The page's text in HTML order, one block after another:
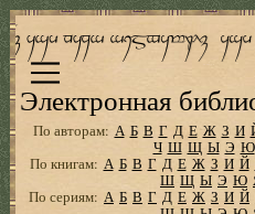
Электронная
По авторам: А Б В Г Д Е Ж З И
Ч Ш Щ Ы Э Ю
По книгам: А Б В Г Д Е Ж З И Й
Ш Щ Ы Э Ю
По сериям: А Б В Г Д Е Ж З И Й